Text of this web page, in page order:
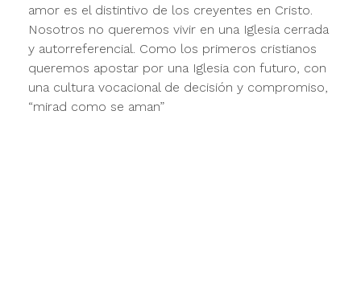
amor es el distintivo de los creyentes en Cristo.
Nosotros no queremos vivir en una Iglesia cerrada
y autorreferencial. Como los primeros cristianos
queremos apostar por una Iglesia con futuro, con
una cultura vocacional de decisión y compromiso,
“mirad como se aman”